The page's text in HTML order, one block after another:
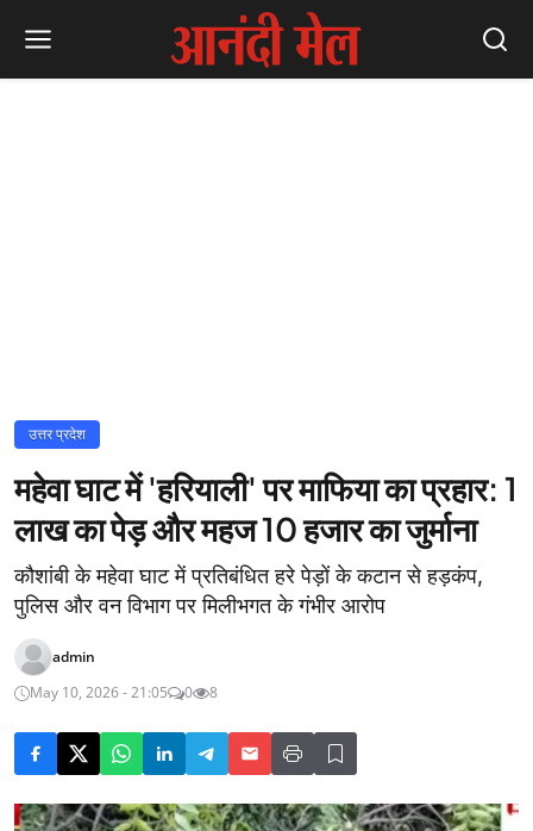
उत्तर प्रदेश
महेवा घाट में 'हरियाली' पर माफिया का प्रहार: 1
लाख का पेड़ और महज 10 हजार का जुर्माना
कौशांबी के महेवा घाट में प्रतिबंधित हरे पेड़ों के कटान से हड़कंप,
पुलिस और वन विभाग पर मिलीभगत के गंभीर आरोप
admin
May 10, 2026 - 21:05
0 8